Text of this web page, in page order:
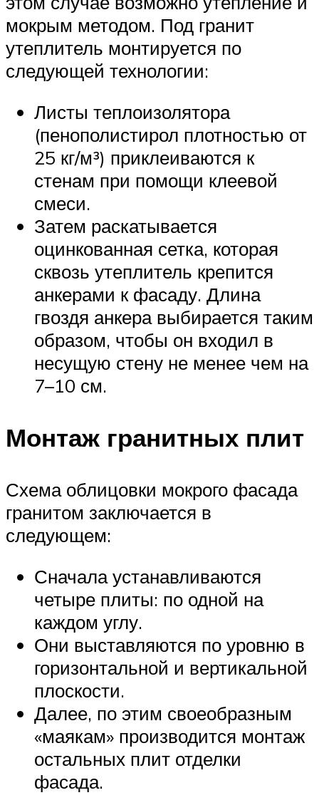
мокрым методом. Под гранит
утеплитель монтируется по
следующей технологии:
Листы теплоизолятора
(пенополистирол плотностью от
25 кг/м³) приклеиваются к
стенам при помощи клеевой
смеси.
Затем раскатывается
оцинкованная сетка, которая
сквозь утеплитель крепится
анкерами к фасаду. Длина
гвоздя анкера выбирается таким
образом, чтобы он входил в
несущую стену не менее чем на
7–10 см.
Монтаж гранитных плит
Схема облицовки мокрого фасада
гранитом заключается в
следующем:
Сначала устанавливаются
четыре плиты: по одной на
каждом углу.
Они выставляются по уровню в
горизонтальной и вертикальной
плоскости.
Далее, по этим своеобразным
«маякам» производится монтаж
остальных плит отделки
фасада.